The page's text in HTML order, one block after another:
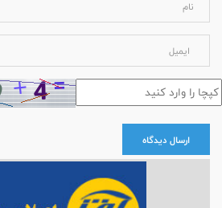
ارسال دیدگاه